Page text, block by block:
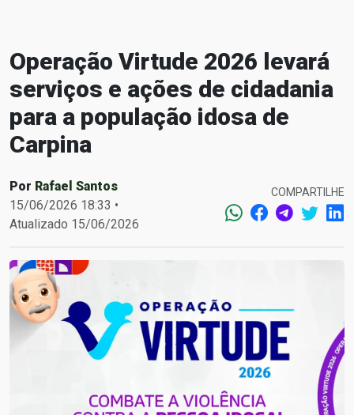
Operação Virtude 2026 levará
serviços e ações de cidadania
para a população idosa de
Carpina
Por Rafael Santos
15/06/2026 18:33 •
Atualizado 15/06/2026
COMPARTILHE